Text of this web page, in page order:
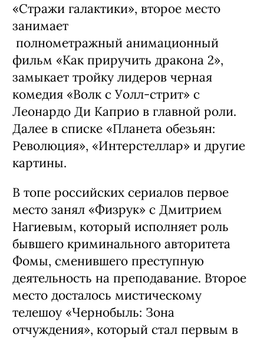
«Стражи галактики», второе место
занимает
полнометражный анимационный
фильм «Как приручить дракона 2»,
замыкает тройку лидеров черная
комедия «Волк с Уолл-стрит» с
Леонардо Ди Каприо в главной роли.
Далее в списке «Планета обезьян:
Революция», «Интерстеллар» и другие
картины.
В топе российских сериалов первое
место занял «Физрук» с Дмитрием
Нагиевым, который исполняет роль
бывшего криминального авторитета
Фомы, сменившего преступную
деятельность на преподавание. Второе
место досталось мистическому
телешоу «Чернобыль: Зона
отчуждения», который стал первым в